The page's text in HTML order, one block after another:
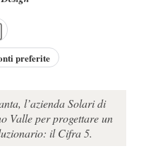
preferite
l’azienda Solari di
Valle per progettare un
il Cifra 5.